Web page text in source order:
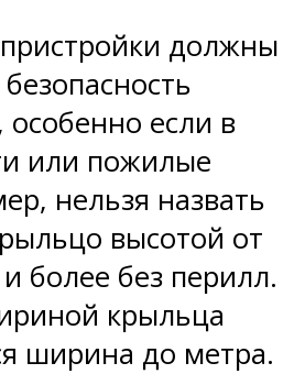
должны
особенно если в
или пожилые
нельзя назвать
высотой от
более без перилл.
крыльца
ширина до метра.